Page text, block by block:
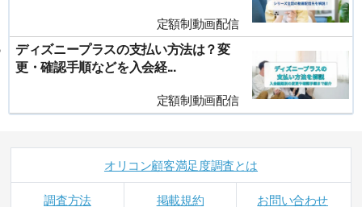
定額制動画配信
ディズニープラスの支払い方法は？変
更・確認手順などを入会経...
定額制動画配信
オリコン顧客満足度調査とは
調査方法 掲載規約 お問い合わせ